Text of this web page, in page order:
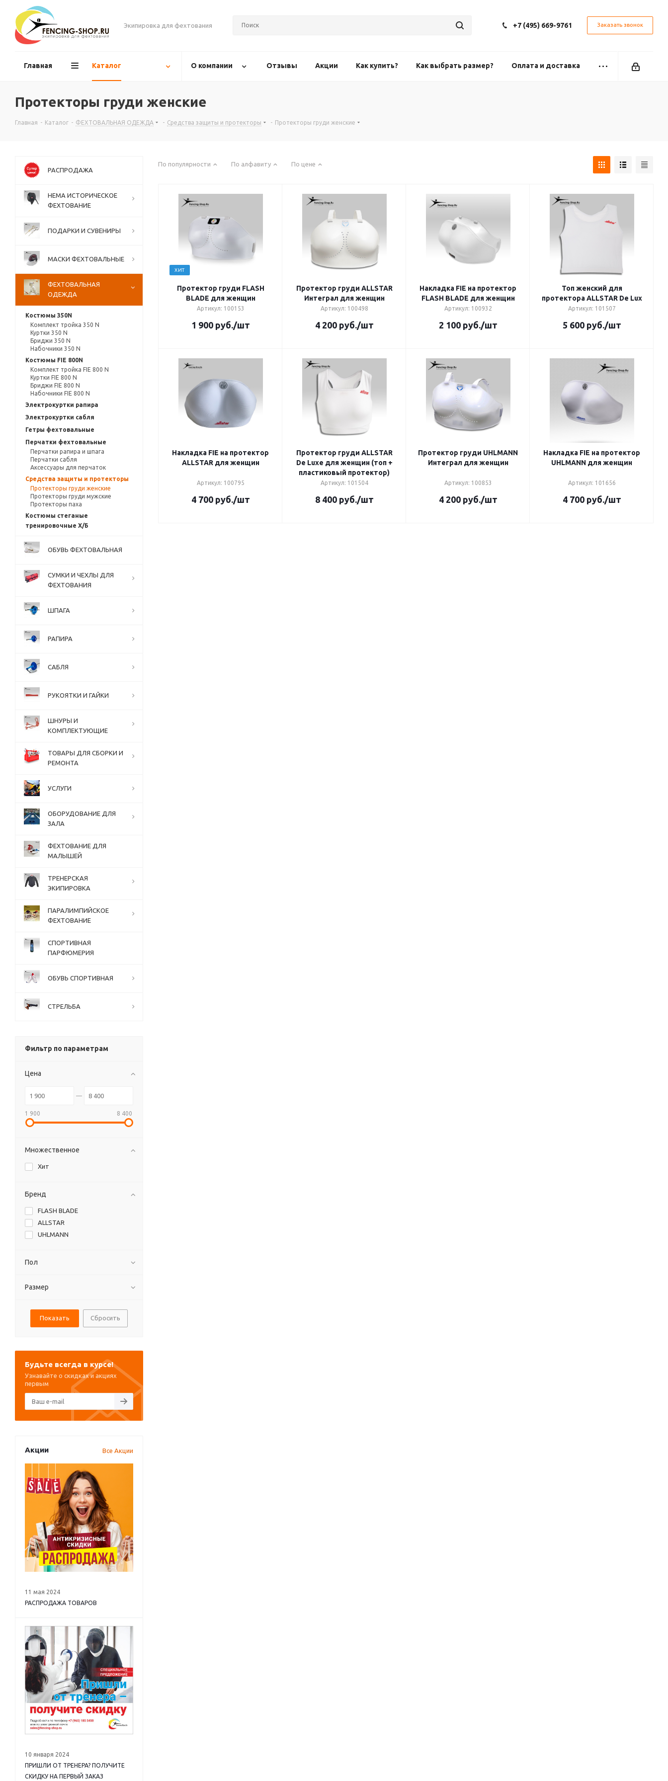
Экипировка для фехтования +7 (495) 669-9761 Заказать звонок
Главная Каталог О компании Отзывы Акции Как купить? Как выбрать размер? Оплата и доставка
Протекторы груди женские
Главная - Каталог - ФЕХТОВАЛЬНАЯ ОДЕЖДА - Средства защиты и протекторы - Протекторы груди женские
По популярности По алфавиту По цене
ХИТ
Протектор груди FLASH
BLADE для женщин
Артикул: 100153
1 900руб./шт
Протектор груди ALLSTAR
Интеграл для женщин
Артикул: 100498
4 200руб./шт
Накладка FIE на протектор
FLASH BLADE для женщин
Артикул: 100932
2 100руб./шт
Топ женский для
протектора ALLSTAR De Lux
Артикул: 101507
5 600руб./шт
Накладка FIE на протектор
ALLSTAR для женщин
Артикул: 100795
4 700руб./шт
Протектор груди ALLSTAR
De Luxe для женщин (топ +
пластиковый протектор)
Артикул: 101504
8 400руб./шт
Протектор груди UHLMANN
Интеграл для женщин
Артикул: 100853
4 200руб./шт
Накладка FIE на протектор
UHLMANN для женщин
Артикул: 101656
4 700руб./шт
РАСПРОДАЖА
НЕМА ИСТОРИЧЕСКОЕ
ФЕХТОВАНИЕ
ПОДАРКИ И СУВЕНИРЫ
МАСКИ ФЕХТОВАЛЬНЫЕ
ФЕХТОВАЛЬНАЯ
ОДЕЖДА
Костюмы 350N
Комплект тройка 350 N
Куртки 350 N
Бриджи 350 N
Набочники 350 N
Костюмы FIE 800N
Комплект тройка FIE 800 N
Куртки FIE 800 N
Бриджи FIE 800 N
Набочники FIE 800 N
Электрокуртки рапира
Электрокуртки сабля
Гетры фехтовальные
Перчатки фехтовальные
Перчатки рапира и шпага
Перчатки сабля
Аксессуары для перчаток
Средства защиты и протекторы
Протекторы груди женские
Протекторы груди мужские
Протекторы паха
Костюмы стеганые
тренировочные Х/Б
ОБУВЬ ФЕХТОВАЛЬНАЯ
СУМКИ И ЧЕХЛЫ ДЛЯ
ФЕХТОВАНИЯ
ШПАГА
РАПИРА
САБЛЯ
РУКОЯТКИ И ГАЙКИ
ШНУРЫ И
КОМПЛЕКТУЮЩИЕ
ТОВАРЫ ДЛЯ СБОРКИ И
РЕМОНТА
УСЛУГИ
ОБОРУДОВАНИЕ ДЛЯ
ЗАЛА
ФЕХТОВАНИЕ ДЛЯ
МАЛЫШЕЙ
ТРЕНЕРСКАЯ
ЭКИПИРОВКА
ПАРАЛИМПИЙСКОЕ
ФЕХТОВАНИЕ
СПОРТИВНАЯ
ПАРФЮМЕРИЯ
ОБУВЬ СПОРТИВНАЯ
СТРЕЛЬБА
Фильтр по параметрам
Цена
1 900 8 400
Множественное
Хит
Бренд
FLASH BLADE
ALLSTAR
UHLMANN
Пол
Размер
Сбросить
Будьте всегда в курсе!
Узнавайте о скидках и акциях
первым
Акции Все Акции
11 мая 2024
РАСПРОДАЖА ТОВАРОВ
10 января 2024
ПРИШЛИ ОТ ТРЕНЕРА? ПОЛУЧИТЕ
СКИДКУ НА ПЕРВЫЙ ЗАКАЗ